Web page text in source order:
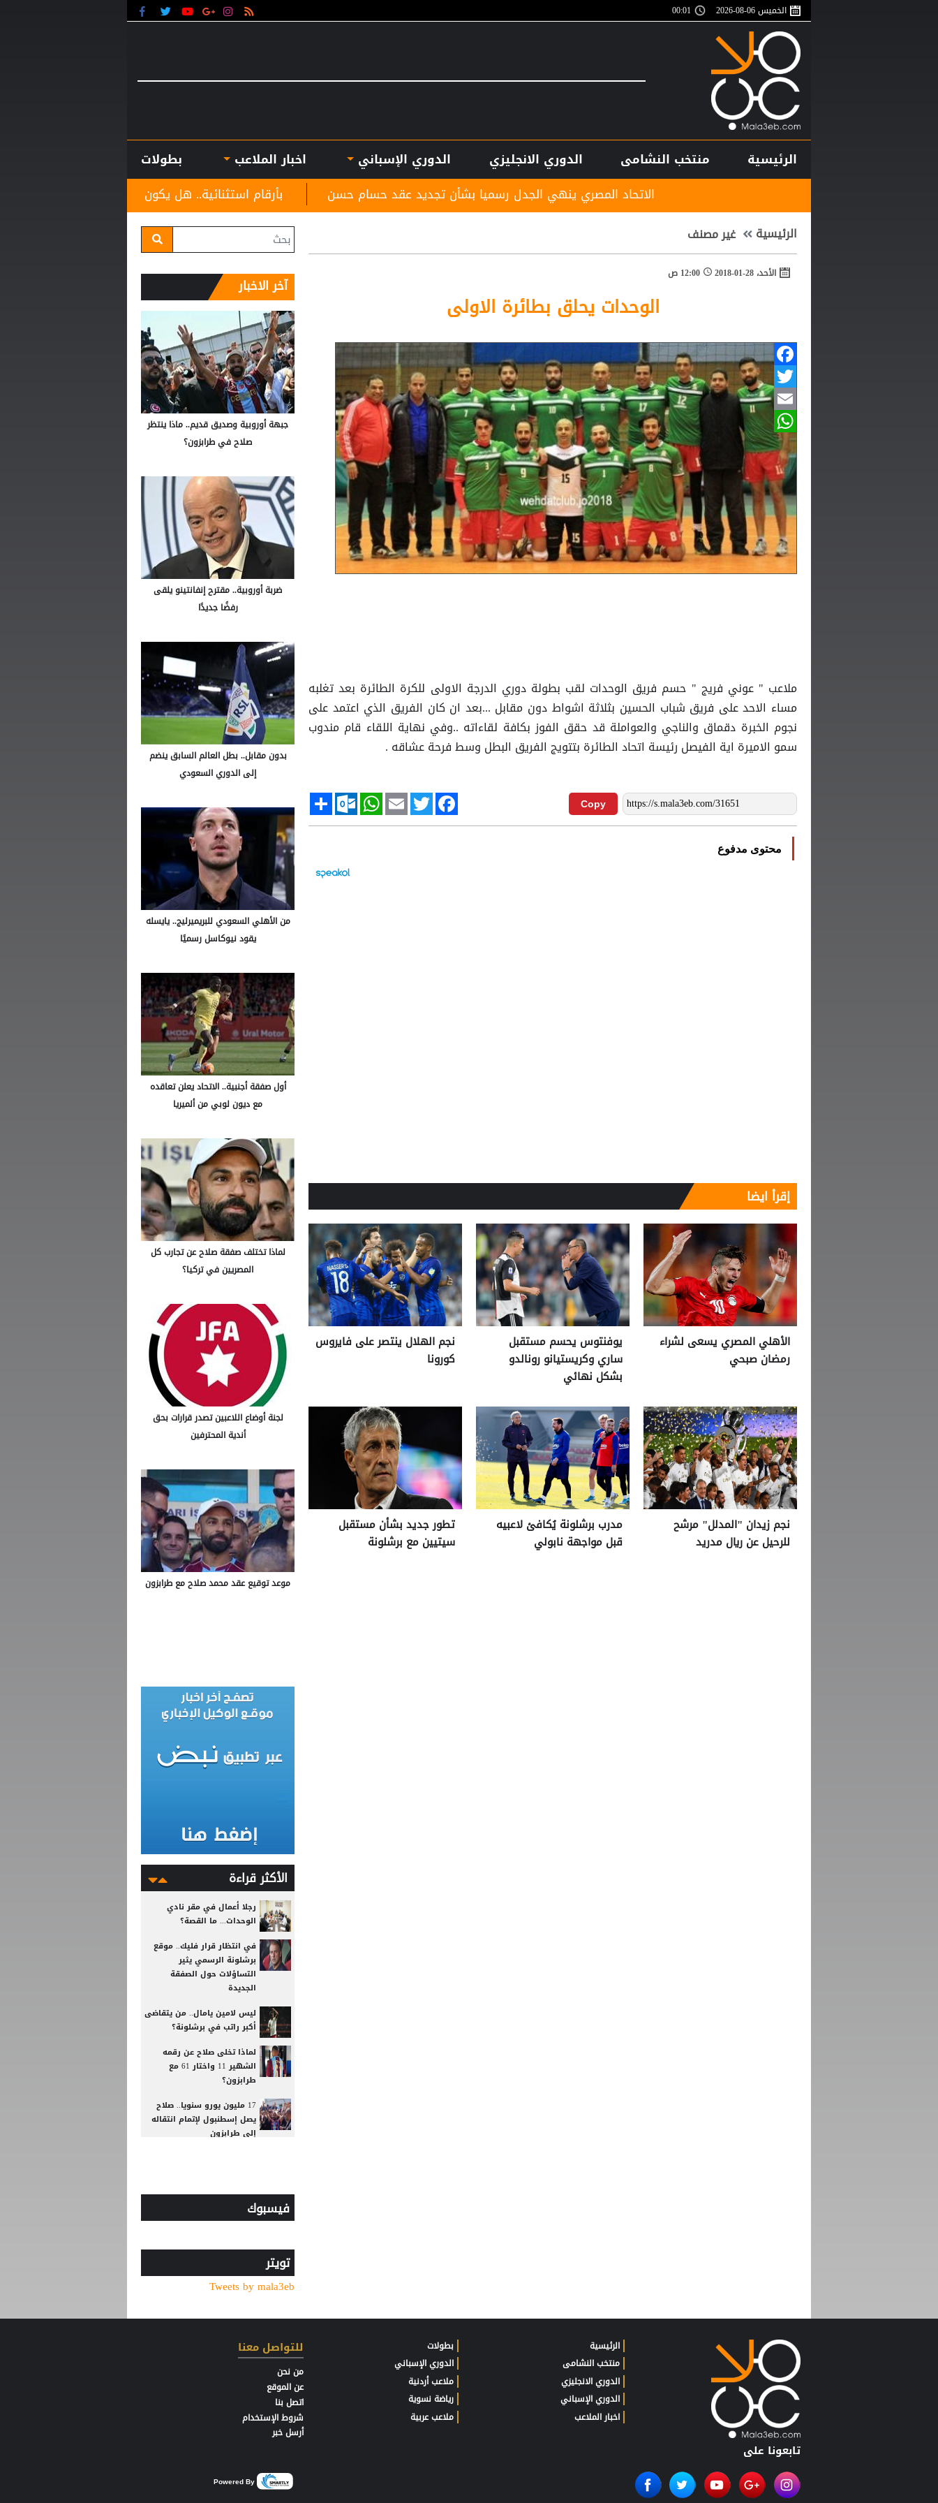
الخميس 06-08-2026 00:01
الرئيسية منتخب النشامى الدوري الانجليزي الدوري الإسباني اخبار الملاعب
بطولات
بأرقام استثنائية.. هل يكون كوبارسي مفاجأة الكرة الذهبية؟
الاتحاد المصري ينهي الجدل رسميا بشأن تجديد عقد حسام حسن
الرئيسية غير مصنف
الأحد، 28-01-2018 12:00 ص
الوحدات يحلق بطائرة الاولى
Facebook
Twitter
Email
WhatsApp
ملاعب " عوني فريج " حسم فريق الوحدات لقب بطولة دوري الدرجة الاولى للكرة الطائرة بعد تغلبه
مساء الاحد على فريق شباب الحسين بثلاثة اشواط دون مقابل ...بعد ان كان الفريق الذي اعتمد على
نجوم الخبرة دقماق والناجي والعواملة قد حقق الفوز بكافة لقاءاته ..وفي نهاية اللقاء قام مندوب
سمو الاميرة اية الفيصل رئيسة اتحاد الطائرة بتتويج الفريق البطل وسط فرحة عشاقه .
Copy
Facebook
Twitter
Email
WhatsApp
Outlook.com
Share
محتوى مدفوع
إقرأ ايضا
الأهلي المصري يسعى لشراء
رمضان صبحي
يوفنتوس يحسم مستقبل
ساري وكريستيانو رونالدو
بشكل نهائي
نجم الهلال ينتصر على فايروس
كورونا
نجم زيدان "المدلل" مرشح
للرحيل عن ريال مدريد
مدرب برشلونة يُكافئ لاعبيه
قبل مواجهة نابولي
تطور جديد بشأن مستقبل
سيتيين مع برشلونة
آخر الاخبار
جبهة أوروبية وصديق قديم.. ماذا ينتظر
صلاح في طرابزون؟
ضربة أوروبية.. مقترح إنفانتينو يلقى
رفضًا جديدًا
بدون مقابل.. بطل العالم السابق ينضم
إلى الدوري السعودي
من الأهلي السعودي للبريميرليج.. يايسله
يقود نيوكاسل رسميًا
أول صفقة أجنبية.. الاتحاد يعلن تعاقده
مع ديون لوبي من ألميريا
لماذا تختلف صفقة صلاح عن تجارب كل
المصريين في تركيا؟
لجنة أوضاع اللاعبين تصدر قرارات بحق
أندية المحترفين
موعد توقيع عقد محمد صلاح مع طرابزون
الأكثر قراءة
رجلا أعمال في مقر نادي
الوحدات... ما القصة؟
في انتظار قرار فليك.. موقع
برشلونة الرسمي يثير
التساؤلات حول الصفقة
الجديدة
ليس لامين يامال.. من يتقاضى
أكبر راتب في برشلونة؟
لماذا تخلى صلاح عن رقمه
الشهير 11 واختار 61 مع
طرابزون؟
17 مليون يورو سنويا.. صلاح
يصل إسطنبول لإتمام انتقاله
إلى طرابزون
موعد توقيع عقد محمد صلاح
مع طرابزون
ماذا ينتظر صلاح في طرابزون؟
"اليويفا" يدخل تعديلات جذرية
على لائحة إيقاف اللاعبين
المصري
فيسبوك
تويتر
Tweets by mala3eb
تابعونا على
الرئيسية
منتخب النشامى
الدوري الانجليزي
الدوري الإسباني
اخبار الملاعب
بطولات
الدوري الإسباني
ملاعب أردنية
رياضة نسوية
ملاعب عربية
للتواصل معنا
من نحن
عن الموقع
اتصل بنا
شروط الإستخدام
أرسل خبر
Powered By